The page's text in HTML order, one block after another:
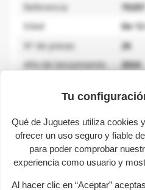
Referencia
70297
Edad
De
Nº de piezas
26
Año de lanzamiento
2024
para los más pequeños de la
Tu
Qué de Juguetes utiliza cookies
ofrecer un uso seguro y fiable
para poder comprobar
experiencia como usuario y
Al hacer clic en “Aceptar”